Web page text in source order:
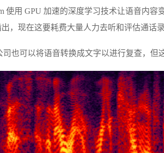
使用 GPU 加速的深度学习技术让语音内
出，现在这要耗费大量人力去听和评估通话
司也可以将语音转换成文字以进行复查，但